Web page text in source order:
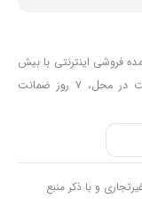
فروشی اینترنتی با بیش
از یک دهه تجربه، با پایبندی به سه اصل، پرداخت در محل، ۷ روز ضمانت
با فروشگاه‌های معتبر
به محض ورود به سایت
نیاز دارید و به ذهن شما
و با ذکر منبع